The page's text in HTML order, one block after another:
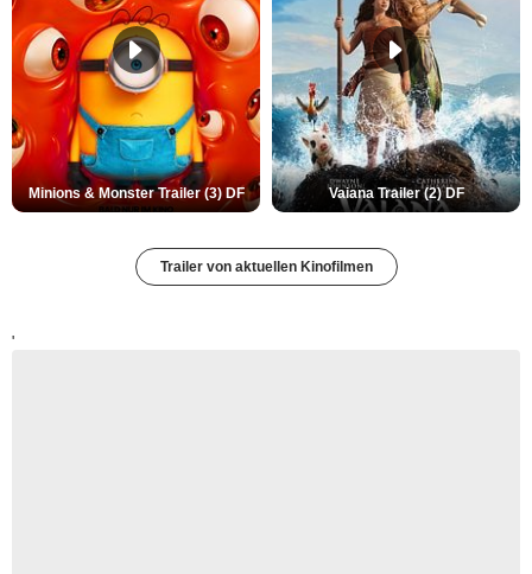
Minions & Monster Trailer (3) DF Vaiana Trailer (2) DF
Trailer von aktuellen Kinofilmen
'